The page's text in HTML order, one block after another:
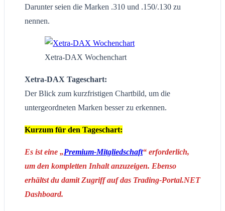
Darunter seien die Marken .310 und .150/.130 zu
nennen.
Xetra-DAX Wochenchart
Xetra-DAX Tageschart:
Der Blick zum kurzfristigen Chartbild, um die
untergeordneten Marken besser zu erkennen.
Kurzum für den Tageschart:
Es ist eine „Premium-Mitgliedschaft“ erforderlich,
um den kompletten Inhalt anzuzeigen. Ebenso
erhältst du damit Zugriff auf das Trading-Portal.NET
Dashboard.